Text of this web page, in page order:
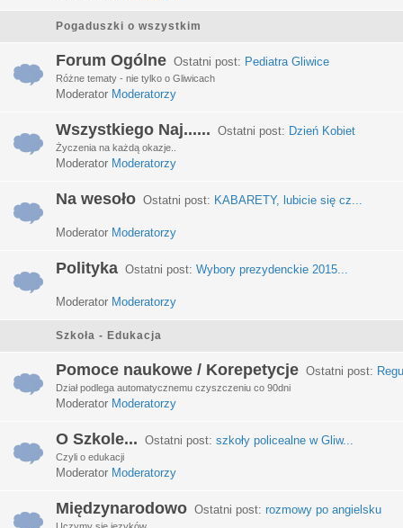
Pogaduszki o wszystkim
Forum Ogólne Ostatni post: Pediatra Gliwice
Różne tematy - nie tylko o Gliwicach
Moderator Moderatorzy
Wszystkiego Naj...... Ostatni post: Dzień Kobiet
Życzenia na każdą okazje..
Moderator Moderatorzy
Na wesoło Ostatni post: KABARETY, lubicie się cz...
Moderator Moderatorzy
Polityka Ostatni post: Wybory prezydenckie 2015...
Moderator Moderatorzy
Szkoła - Edukacja
Pomoce naukowe / Korepetycje Ostatni post:
Dział podlega automatycznemu czyszczeniu co 90dni
Moderator Moderatorzy
O Szkole... Ostatni post: szkoły policealne w Gliw...
Czyli o edukacji
Moderator Moderatorzy
Międzynarodowo Ostatni post: rozmowy po angielsku